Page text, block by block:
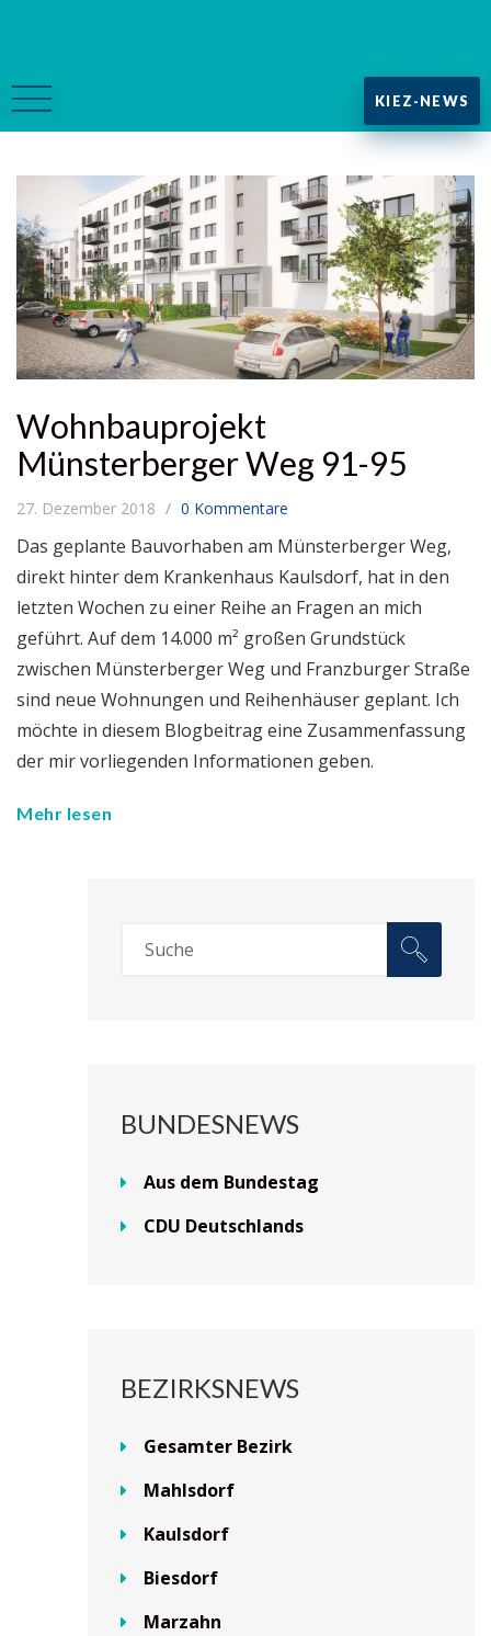
KIEZ-NEWS
Wohnbauprojekt
Münsterberger Weg 91-95
27. Dezember 2018 0 Kommentare
Das geplante Bauvorhaben am Münsterberger Weg,
direkt hinter dem Krankenhaus Kaulsdorf, hat in den
letzten Wochen zu einer Reihe an Fragen an mich
geführt. Auf dem 14.000 m² großen Grundstück
zwischen Münsterberger Weg und Franzburger Straße
sind neue Wohnungen und Reihenhäuser geplant. Ich
möchte in diesem Blogbeitrag eine Zusammenfassung
der mir vorliegenden Informationen geben.
Mehr lesen
BUNDESNEWS
Aus dem Bundestag
CDU Deutschlands
BEZIRKSNEWS
Gesamter Bezirk
Mahlsdorf
Kaulsdorf
Biesdorf
Marzahn